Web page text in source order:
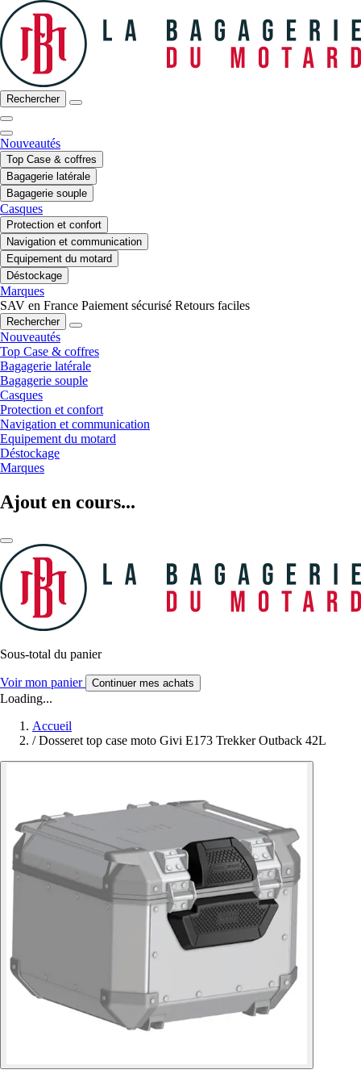
Rechercher
Nouveautés
Top Case & coffres
Bagagerie latérale
Bagagerie souple
Casques
Protection et confort
Navigation et communication
Equipement du motard
Déstockage
Marques
SAV en France Paiement sécurisé Retours faciles
Rechercher
Nouveautés
Top Case & coffres
Bagagerie latérale
Bagagerie souple
Casques
Protection et confort
Navigation et communication
Equipement du motard
Déstockage
Marques
Ajout en cours...
Sous-total du panier
Voir mon panier Continuer mes achats
Loading...
Accueil
/ Dosseret top case moto Givi E173 Trekker Outback 42L